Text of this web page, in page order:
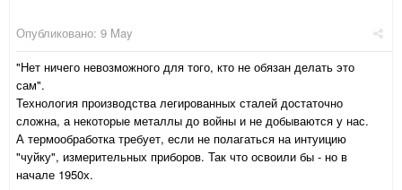
Опубликовано: 9 May
"Нет ничего невозможного для того, кто не обязан делать это
сам".
Технология производства легированных сталей достаточно
сложна, а некоторые металлы до войны и не добываются у нас.
А термообработка требует, если не полагаться на интуицию
"чуйку", измерительных приборов. Так что освоили бы - но в
начале 1950х.